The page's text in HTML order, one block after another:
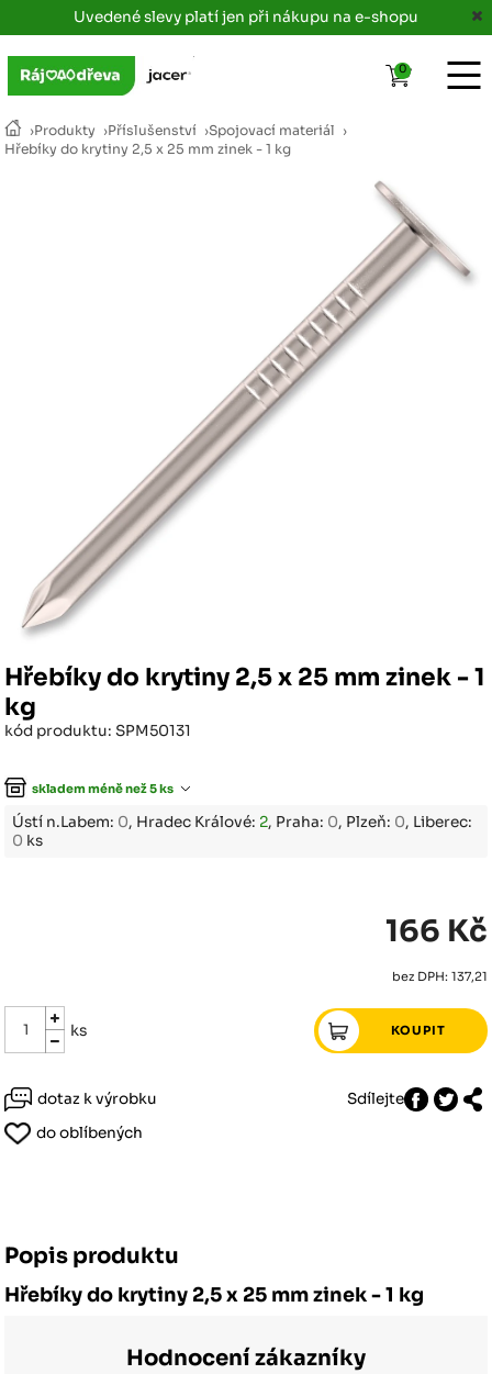
Uvedené slevy platí jen při nákupu na e-shopu
›Produkty ›Příslušenství ›Spojovací materiál ›
Hřebíky do krytiny 2,5 x 25 mm zinek - 1 kg
Hřebíky do krytiny 2,5 x 25 mm zinek - 1
kg
kód produktu: SPM50131
skladem méně než 5 ks
Ústí n.Labem: 0, Hradec Králové: 2, Praha: 0, Plzeň: 0, Liberec:
0 ks
166 Kč
bez DPH: 137,21
ks
dotaz k výrobku
Sdílejte
do oblíbených
Popis produktu
Hřebíky do krytiny 2,5 x 25 mm zinek - 1 kg
Hodnocení zákazníky
0